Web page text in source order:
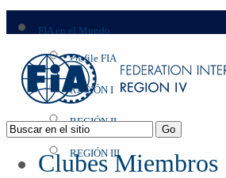
FIA en el Mundo
Profile FIA
REGIÓN I
REGIÓN II
REGIÓN III
Clubes Miembros